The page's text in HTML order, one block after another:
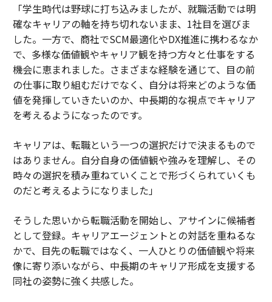
「学生時代は野球に打ち込みましたが、就職活動では明
確なキャリアの軸を持ち切れないまま、1社目を選びま
した。一方で、商社でSCM最適化やDX推進に携わるなか
で、多様な価値観やキャリア観を持つ方々と仕事をする
機会に恵まれました。さまざまな経験を通じて、目の前
の仕事に取り組むだけでなく、自分は将来どのような価
値を発揮していきたいのか、中長期的な視点でキャリア
を考えるようになったのです。
キャリアは、転職という一つの選択だけで決まるもので
はありません。自分自身の価値観や強みを理解し、その
時々の選択を積み重ねていくことで形づくられていくも
のだと考えるようになりました」
そうした思いから転職活動を開始し、アサインに候補者
として登録。キャリアエージェントとの対話を重ねるな
かで、目先の転職ではなく、一人ひとりの価値観や将来
像に寄り添いながら、中長期のキャリア形成を支援する
同社の姿勢に強く共感した。